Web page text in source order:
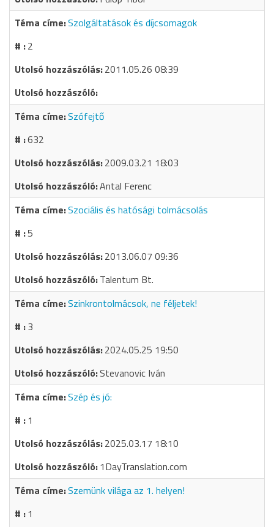
Szolgáltatások és díjcsomagok
2
2011.05.26 08:39
Szófejtő
632
2009.03.21 18:03
Antal Ferenc
Szociális és hatósági tolmácsolás
5
2013.06.07 09:36
Talentum Bt.
Szinkrontolmácsok, ne féljetek!
3
2024.05.25 19:50
Stevanovic Iván
Szép és jó:
1
2025.03.17 18:10
1DayTranslation.com
Szemünk világa az 1. helyen!
1